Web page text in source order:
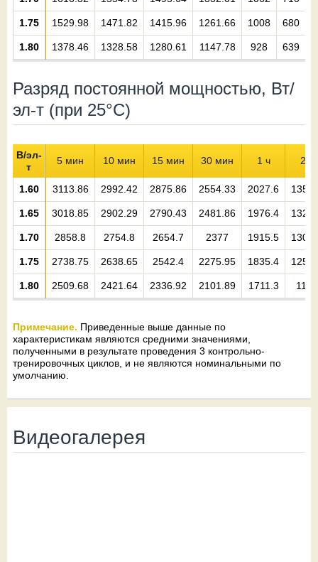
1.75 1529.98 1471.82 1415.96 1261.66 1008 680
1.80 1378.46 1328.58 1280.61 1147.78 928 639
Разряд постоянной мощностью, Вт/
эл-т (при 25°С)
В/эл-
т
5 мин 10 мин 15 мин 30 мин 1 ч 2 ч
1.60 3113.86 2992.42 2875.86 2554.33 2027.6
1.65 3018.85 2902.29 2790.43 2481.86 1976.4
1.70 2858.8 2754.8 2654.7 2377 1915.5
1.75 2738.75 2638.65 2542.4 2275.95 1835.4
1.80 2509.68 2421.64 2336.92 2101.89 1711.3 1192
Примечание. Приведенные выше данные по
характеристикам являются средними значениями,
полученными в результате проведения 3 контрольно-
тренировочных циклов, и не являются номинальными по
умолчанию.
Видеогалерея